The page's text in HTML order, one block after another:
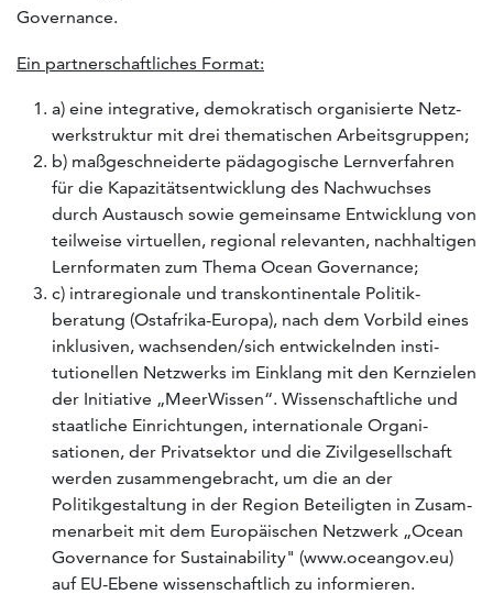
Governance.
Ein partnerschaftliches Format:
a) eine integrative, demokratisch organisierte Netz-
werkstruktur mit drei thematischen Arbeitsgruppen;
b) maßgeschneiderte pädagogische Lernverfahren
für die Kapazitätsentwicklung des Nachwuchses
durch Austausch sowie gemeinsame Entwicklung von
teilweise virtuellen, regional relevanten, nachhaltigen
Lernformaten zum Thema Ocean Governance;
c) intraregionale und transkontinentale Politik-
beratung (Ostafrika-Europa), nach dem Vorbild eines
inklusiven, wachsenden/sich entwickelnden insti-
tutionellen Netzwerks im Einklang mit den Kernzielen
der Initiative „MeerWissen“. Wissenschaftliche und
staatliche Einrichtungen, internationale Organi-
sationen, der Privatsektor und die Zivilgesellschaft
werden zusammengebracht, um die an der
Politikgestaltung in der Region Beteiligten in Zusam-
menarbeit mit dem Europäischen Netzwerk „Ocean
Governance for Sustainability" (www.oceangov.eu)
auf EU-Ebene wissenschaftlich zu informieren.